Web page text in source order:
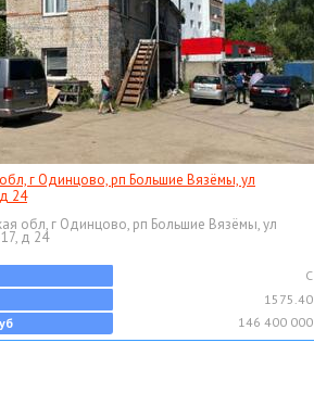
г Одинцово, рп Большие Вязёмы, ул
24
обл, г Одинцово, рп Большие Вязёмы, ул
д 24
C
1575.40
146 400 000